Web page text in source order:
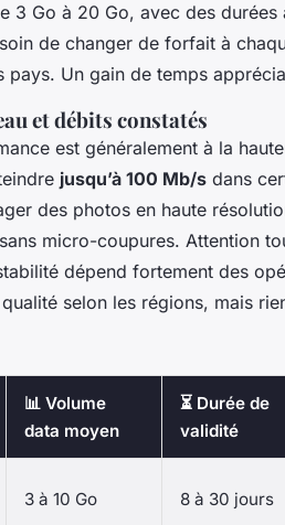
3 Go à 20 Go, avec des
de changer de forfait à
pays. Un gain de temps
et débits constatés
est généralement à la
jusqu’à 100 Mb/s dans
des photos en haute
micro-coupures. Attention
dépend fortement des
selon les régions, mais
📊 Volume
data moyen
⏳ Durée de
validité
3 à 10 Go 8 à 30 jours